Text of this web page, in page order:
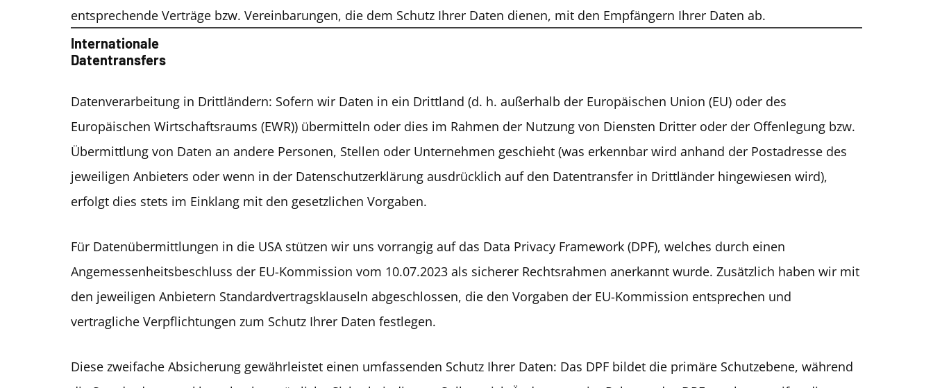
entsprechende Verträge bzw. Vereinbarungen, die dem Schutz Ihrer Daten dienen, mit den Empfängern Ihrer Daten ab.
Internationale
Datentransfers
Datenverarbeitung in Drittländern: Sofern wir Daten in ein Drittland (d. h. außerhalb der Europäischen Union (EU) oder des
Europäischen Wirtschaftsraums (EWR)) übermitteln oder dies im Rahmen der Nutzung von Diensten Dritter oder der Offenlegung bzw.
Übermittlung von Daten an andere Personen, Stellen oder Unternehmen geschieht (was erkennbar wird anhand der Postadresse des
jeweiligen Anbieters oder wenn in der Datenschutzerklärung ausdrücklich auf den Datentransfer in Drittländer hingewiesen wird),
erfolgt dies stets im Einklang mit den gesetzlichen Vorgaben.
Für Datenübermittlungen in die USA stützen wir uns vorrangig auf das Data Privacy Framework (DPF), welches durch einen
Angemessenheitsbeschluss der EU-Kommission vom 10.07.2023 als sicherer Rechtsrahmen anerkannt wurde. Zusätzlich haben wir mit
den jeweiligen Anbietern Standardvertragsklauseln abgeschlossen, die den Vorgaben der EU-Kommission entsprechen und
vertragliche Verpflichtungen zum Schutz Ihrer Daten festlegen.
Diese zweifache Absicherung gewährleistet einen umfassenden Schutz Ihrer Daten: Das DPF bildet die primäre Schutzebene, während